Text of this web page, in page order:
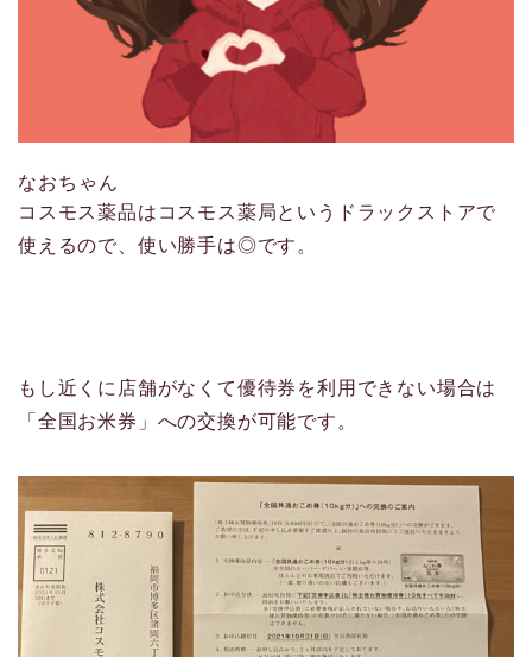
なおちゃん
コスモス薬品はコスモス薬局というドラックストアで
使えるので、使い勝手は◎です。
もし近くに店舗がなくて優待券を利用できない場合は
「全国お米券」への交換が可能です。